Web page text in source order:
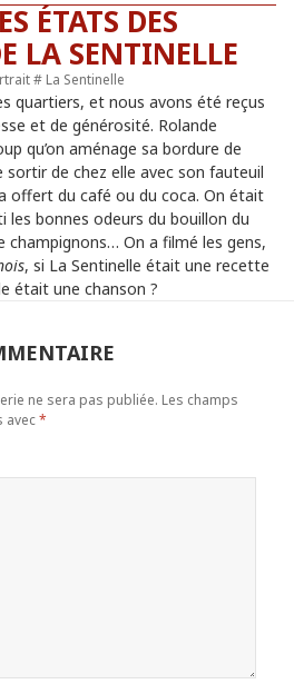
ÉTATS DES
LA SENTINELLE
# La Sentinelle
quartiers, et nous avons été reçus
et de générosité. Rolande
qu’on aménage sa bordure de
sortir de chez elle avec son fauteuil
offert du café ou du coca. On était
les bonnes odeurs du bouillon du
champignons… On a filmé les gens,
, si La Sentinelle était une recette
était une chanson ?
ne sera pas publiée. Les champs
avec*